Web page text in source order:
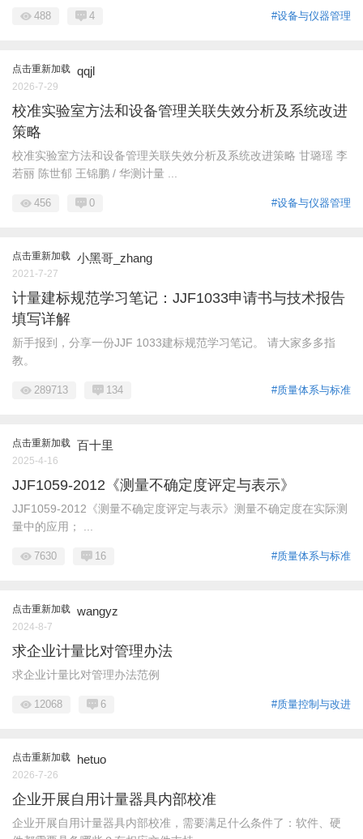
#设备与仪器管理
488 4
点击重新加载 qqjl
2026-7-29
校准实验室方法和设备管理关联失效分析及系统改进
策略
校准实验室方法和设备管理关联失效分析及系统改进策略 甘璐瑶 李
若丽 陈世郁 王锦鹏 / 华测计量 ...
#设备与仪器管理
456 0
点击重新加载 小黑哥_zhang
2021-7-27
计量建标规范学习笔记：JJF1033申请书与技术报告
填写详解
新手报到，分享一份JJF 1033建标规范学习笔记。 请大家多多指
教。
#质量体系与标准
289713 134
点击重新加载 百十里
2025-4-16
JJF1059-2012《测量不确定度评定与表示》
JJF1059-2012《测量不确定度评定与表示》测量不确定度在实际测
量中的应用； ...
#质量体系与标准
7630 16
点击重新加载 wangyz
2024-8-7
求企业计量比对管理办法
求企业计量比对管理办法范例
#质量控制与改进
12068 6
点击重新加载 hetuo
2026-7-26
企业开展自用计量器具内部校准
企业开展自用计量器具内部校准，需要满足什么条件了：软件、硬